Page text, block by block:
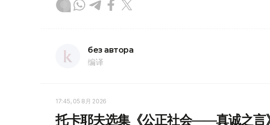
без автора
编译
17:45, 05 8月 2026
托卡耶夫选集《公正社会——真诚之言